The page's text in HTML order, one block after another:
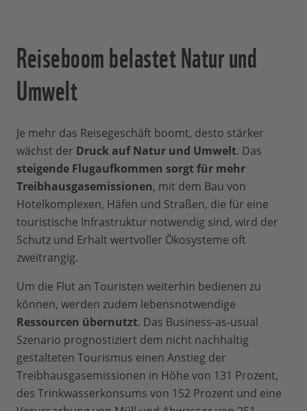
Reiseboom belastet Natur und
Umwelt
Je mehr das Reisegeschäft boomt, desto stärker
wächst der Druck auf Natur und Umwelt. Das
steigende Flugaufkommen sorgt für mehr
Treibhausgasemissionen, mit dem Bau von
Hotelkomplexen, Häfen und Straßen, die für eine
touristische Infrastruktur notwendig sind, wird der
Schutz und Erhalt wertvoller Ökosysteme oft
zweitrangig.
Um die Flut an Touristen weiterhin bedienen zu
können, werden zudem lebensnotwendige
Ressourcen übernutzt. Das Business-as-usual
Szenario prognostiziert dem nicht nachhaltig
gestalteten Tourismus einen Anstieg der
Treibhausgasemissionen in Höhe von 131 Prozent,
des Trinkwasserkonsums von 152 Prozent und eine